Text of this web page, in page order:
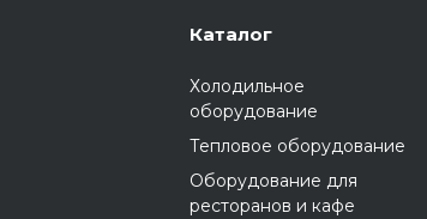
Каталог
Холодильное
оборудование
Тепловое оборудование
Оборудование для
ресторанов и кафе